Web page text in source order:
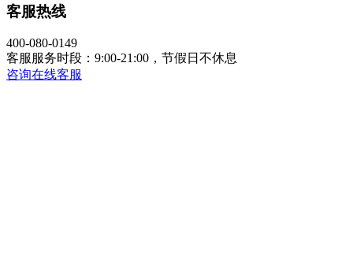
客服热线
400-080-0149
客服服务时段：9:00-21:00，节假日不休息
咨询在线客服